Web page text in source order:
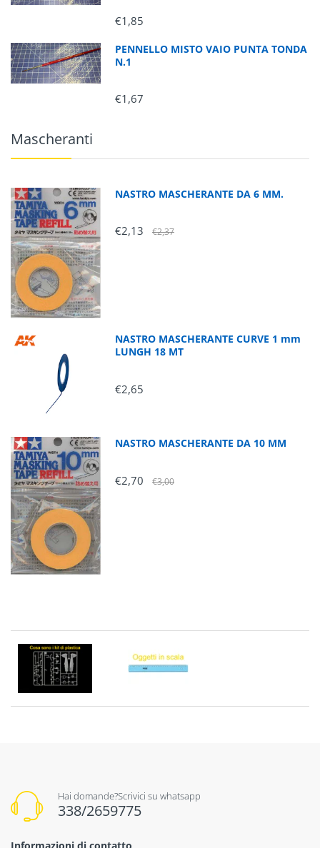
€1,85
PENNELLO MISTO VAIO PUNTA TONDA
N.1
€1,67
Mascheranti
NASTRO MASCHERANTE DA 6 MM.
€2,13 €2,37
NASTRO MASCHERANTE CURVE 1 mm
LUNGH 18 MT
€2,65
NASTRO MASCHERANTE DA 10 MM
€2,70 €3,00
Hai domande?Scrivici su whatsapp
338/2659775